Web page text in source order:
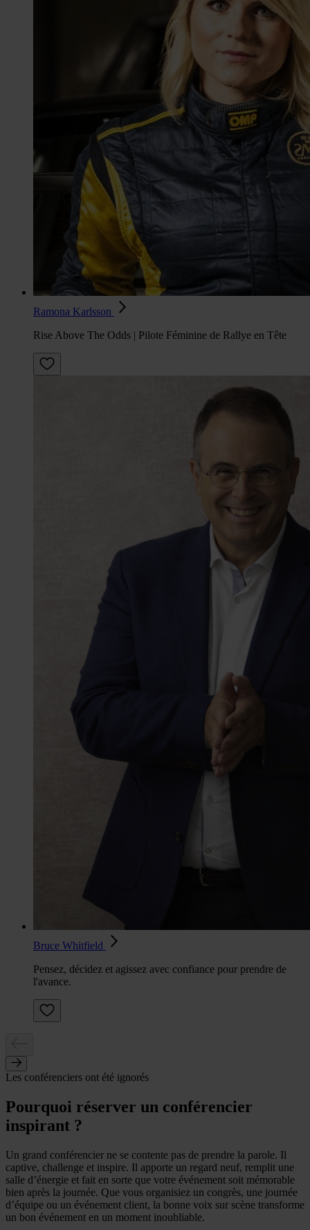
Ramona Karlsson
Rise Above The Odds | Pilote Féminine de Rallye en Tête
Bruce Whitfield
Pensez, décidez et agissez avec confiance pour prendre de
l'avance.
Les conférenciers ont été ignorés
Pourquoi réserver un conférencier
inspirant ?
Un grand conférencier ne se contente pas de prendre la parole. Il
captive, challenge et inspire. Il apporte un regard neuf, remplit une
salle d’énergie et fait en sorte que votre événement soit mémorable
bien après la journée. Que vous organisiez un congrès, une journée
d’équipe ou un événement client, la bonne voix sur scène transforme
un bon événement en un moment inoubliable.